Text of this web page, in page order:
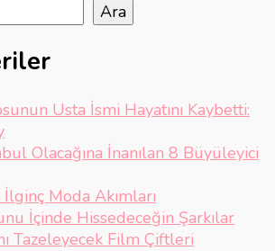
Ara
Usta İsmi Hayatını Kaybetti:
Olacağına İnanılan 8 Büyüleyici
Moda Akımları
İçinde Hissedeceğin Şarkılar
Tazeleyecek Film Çiftleri